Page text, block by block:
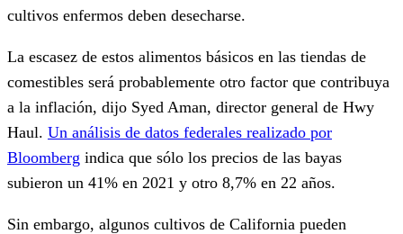
cultivos enfermos deben desecharse.
La escasez de estos alimentos básicos en las tiendas de
comestibles será probablemente otro factor que contribuya
a la inflación, dijo Syed Aman, director general de Hwy
Haul. Un análisis de datos federales realizado por
Bloomberg indica que sólo los precios de las bayas
subieron un 41% en 2021 y otro 8,7% en 22 años.
Sin embargo, algunos cultivos de California pueden